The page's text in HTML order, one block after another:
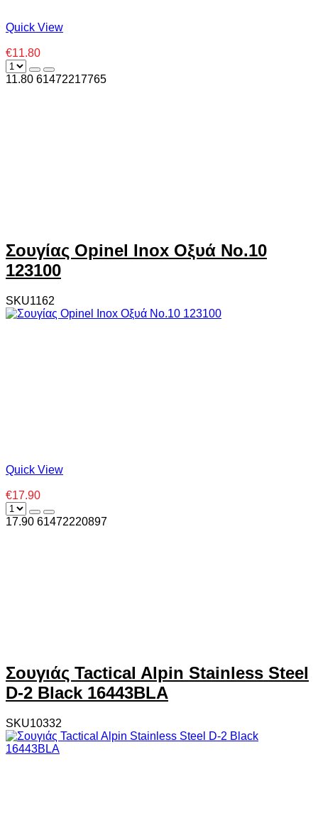
Quick View
€11.80
11.80 61472217765
Σουγίας Opinel Inox Οξυά No.10
123100
SKU1162
Quick View
€17.90
17.90 61472220897
Σουγιάς Tactical Alpin Stainless Steel
D-2 Black 16443ΒLA
SKU10332